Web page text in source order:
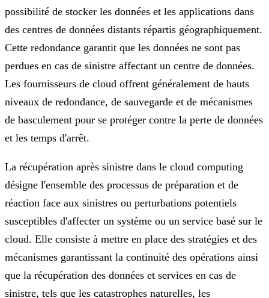
possibilité de stocker les données et les applications dans
des centres de données distants répartis géographiquement.
Cette redondance garantit que les données ne sont pas
perdues en cas de sinistre affectant un centre de données.
Les fournisseurs de cloud offrent généralement de hauts
niveaux de redondance, de sauvegarde et de mécanismes
de basculement pour se protéger contre la perte de données
et les temps d'arrêt.
La récupération après sinistre dans le cloud computing
désigne l'ensemble des processus de préparation et de
réaction face aux sinistres ou perturbations potentiels
susceptibles d'affecter un système ou un service basé sur le
cloud. Elle consiste à mettre en place des stratégies et des
mécanismes garantissant la continuité des opérations ainsi
que la récupération des données et services en cas de
sinistre, tels que les catastrophes naturelles, les